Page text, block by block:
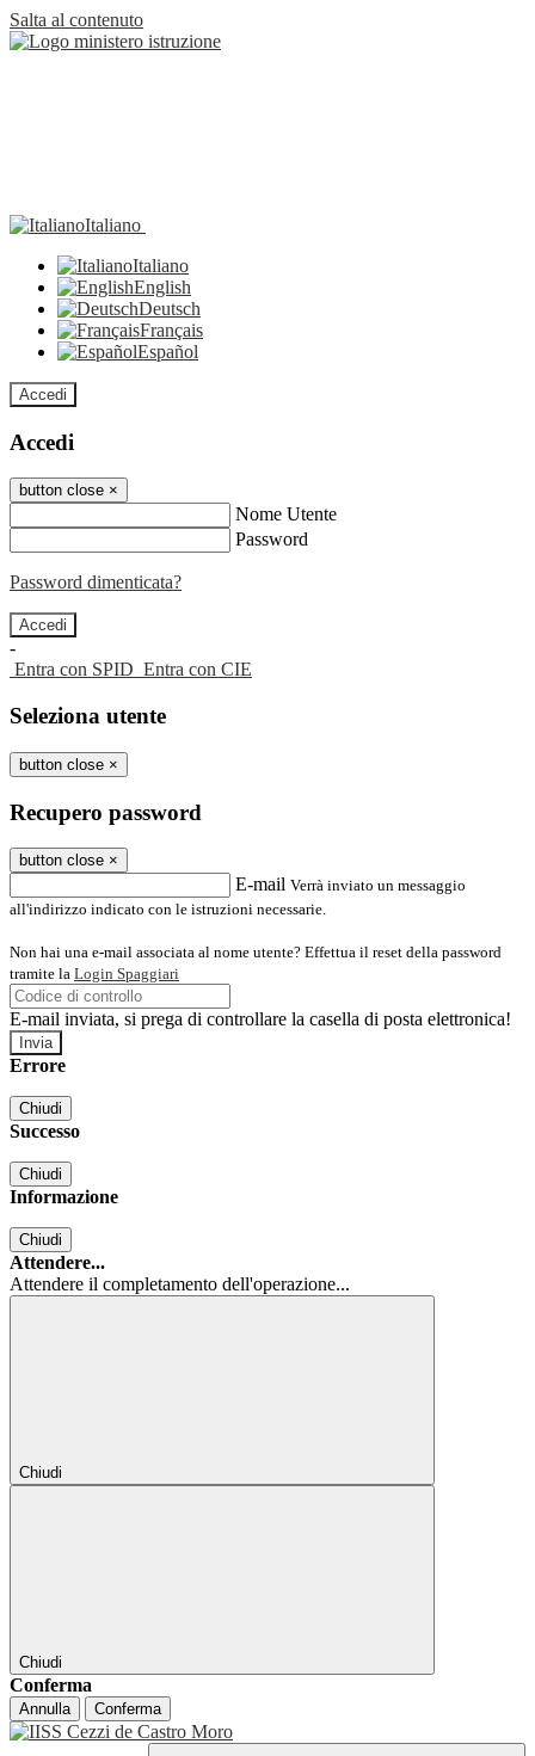
Salta al contenuto
Italiano
Italiano
English
Deutsch
Français
Español
Accedi
Accedi
button close ×
Nome Utente
Password
Password dimenticata?
-
Entra con SPID Entra con CIE
Seleziona utente
button close ×
Recupero password
button close ×
E-mail Verrà inviato un messaggio
all'indirizzo indicato con le istruzioni necessarie.
Non hai una e-mail associata al nome utente? Effettua il reset della password
tramite la Login Spaggiari
E-mail inviata, si prega di controllare la casella di posta elettronica!
Errore
Chiudi
Successo
Chiudi
Informazione
Chiudi
Attendere...
Attendere il completamento dell'operazione...
Chiudi
Chiudi
Conferma
Annulla Conferma